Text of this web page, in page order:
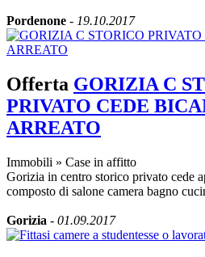
Pordenone - 19.10.2017
Offerta GORIZIA C
PRIVATO CEDE
ARREATO
Immobili » Case in affitto
Gorizia in centro storico privato cede
composto di salone camera bagno
Gorizia - 01.09.2017